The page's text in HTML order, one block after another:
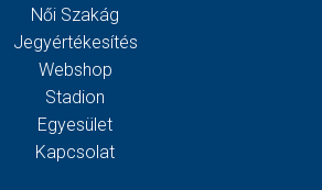
Női Szakág
Jegyértékesítés
Webshop
Stadion
Egyesület
Kapcsolat